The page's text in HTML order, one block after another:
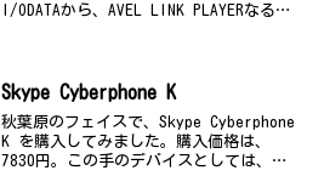
I/ODATAから、AVEL LINK PLAYERなる
Skype Cyberphone K
秋葉原のフェイスで、Skype Cyberphone
K を購入してみました。購入価格は、
7830円。この手のデバイスとしては、少